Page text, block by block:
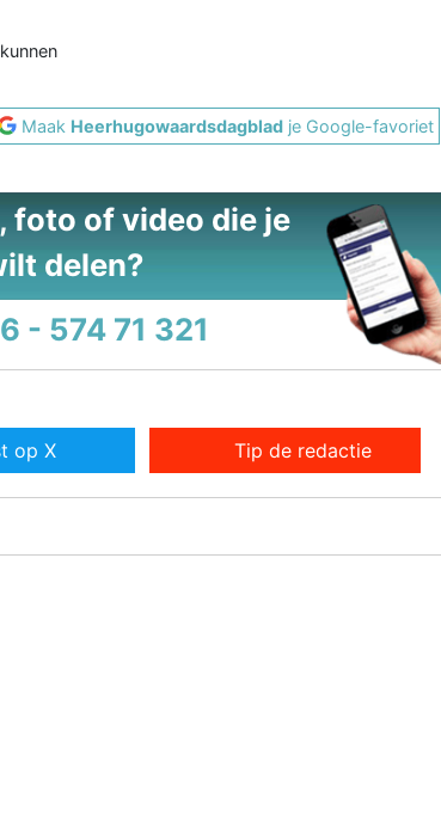
Maak Heerhugowaardsdagblad je Google-favoriet
foto of video die je
delen?
- 574 71 321
op X Tip de redactie